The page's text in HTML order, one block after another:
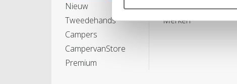
Nieuw
Tweedehands
Campers
CampervanStore
Premium
BPM
Merken